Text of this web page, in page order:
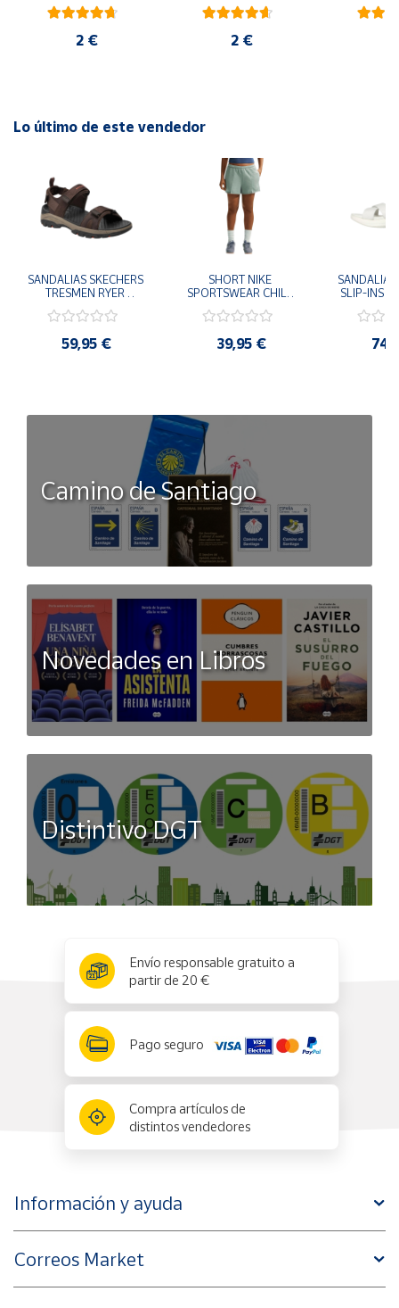
2 € 2 €
Lo último de este vendedor
SANDALIAS SKECHERS
TRESMEN RYER
205112-CHOC
COMODAS
59,95 €
SHORT NIKE
SPORTSWEAR CHILL
006 PANTALONES
39,95 €
SANDALIAS
SLIP-INS
Camino de Santiago
Novedades en Libros
Distintivo DGT
Envío responsable gratuito a
partir de 20 €
Pago seguro
Compra artículos de
distintos vendedores
Información y ayuda
Correos Market